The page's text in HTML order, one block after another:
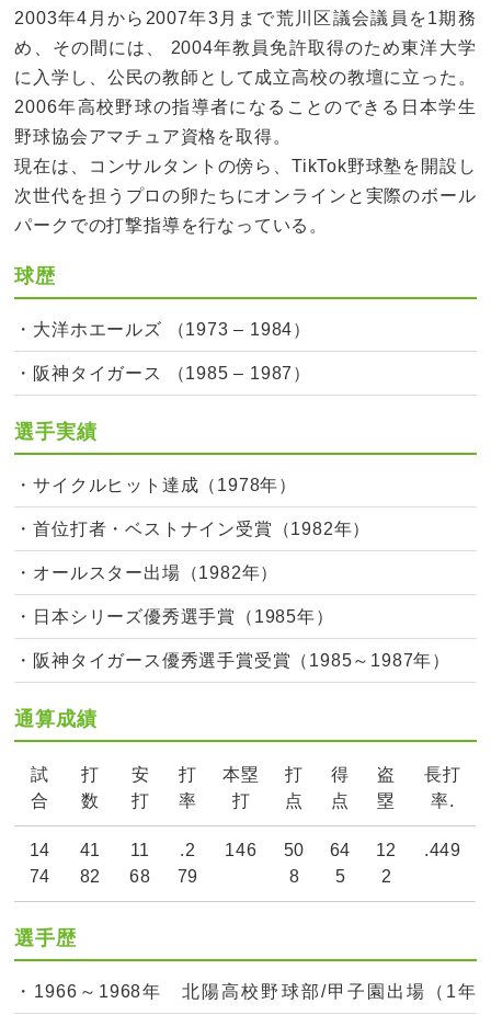
2003年4月から2007年3月まで荒川区議会議員を1期務
め、その間には、 2004年教員免許取得のため東洋大学
に入学し、公民の教師として成立高校の教壇に立った。
2006年高校野球の指導者になることのできる日本学生
野球協会アマチュア資格を取得。
現在は、コンサルタントの傍ら、TikTok野球塾を開設し
次世代を担うプロの卵たちにオンラインと実際のボール
パークでの打撃指導を行なっている。
球歴
・大洋ホエールズ （1973 – 1984）
・阪神タイガース （1985 – 1987）
選手実績
・サイクルヒット達成（1978年）
・首位打者・ベストナイン受賞（1982年）
・オールスター出場（1982年）
・日本シリーズ優秀選手賞（1985年）
・阪神タイガース優秀選手賞受賞（1985～1987年）
通算成績
試
合
打
数
安
打
打
率
本塁
打
打
点
得
点
盗
塁
長打
率.
14
74
41
82
11
68
.2
79
146
50
8
64
5
12
2
.449
選手歴
・1966～1968年 北陽高校野球部/甲子園出場（1年